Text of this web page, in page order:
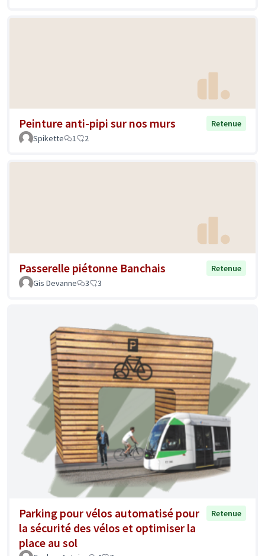
Peinture anti-pipi sur nos murs
Retenue
Spikette
1 2
Passerelle piétonne Banchais
Retenue
Gis Devanne
3 3
Parking pour vélos automatisé pour
la sécurité des vélos et optimiser la
place au sol
Retenue